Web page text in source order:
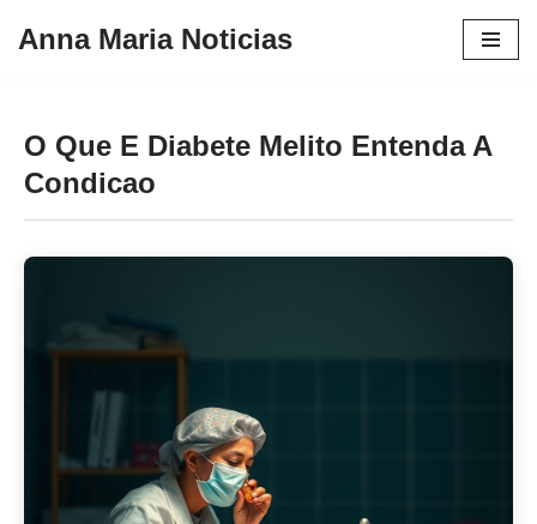
conteúdo
Anna Maria Noticias
O Que E Diabete Melito Entenda A
Condicao